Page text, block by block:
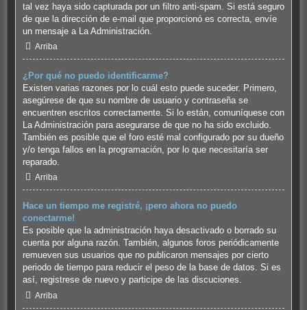
tal vez haya sido capturada por un filtro anti-spam. Si está seguro
de que la dirección de e-mail que proporcionó es correcta, envíe
un mensaje a La Administración.
Arriba
¿Por qué no puedo identificarme?
Existen varias razones por lo cuál esto puede suceder. Primero,
asegúrese de que su nombre de usuario y contraseña se
encuentren escritos correctamente. Si lo están, comuníquese con
La Administración para asegurarse de que no ha sido excluido.
También es posible que el foro esté mal configurado por su dueño
y/o tenga fallos en la programación, por lo que necesitaría ser
reparado.
Arriba
Hace un tiempo me registré, ¡pero ahora no puedo
conectarme!
Es posible que la administración haya desactivado o borrado su
cuenta por alguna razón. También, algunos foros periódicamente
remueven sus usuarios que no publicaron mensajes por cierto
periodo de tiempo para reducir el peso de la base de datos. Si es
así, registrese de nuevo y participe de las discuciones.
Arriba